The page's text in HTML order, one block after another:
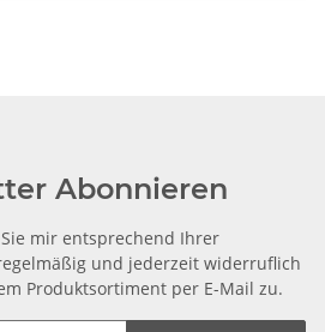
Abonnieren
mir entsprechend Ihrer
und jederzeit widerruflich
Produktsortiment per E-Mail zu.